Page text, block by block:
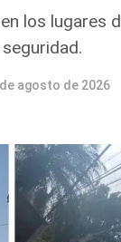
los
agosto de 2026